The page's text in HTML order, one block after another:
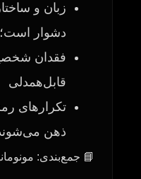
زبان و
دشوار
فقدان
قابل‌همدلی
تکرارهای
ذهن
📘 جمع‌بندی: